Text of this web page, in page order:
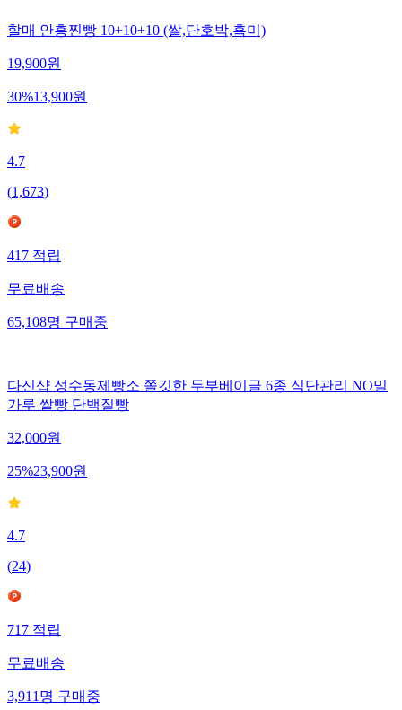
할매 안흥찐빵 10+10+10 (쌀,단호박,흑미)
19,900원
30%13,900원
4.7
(1,673)
417적립
무료배송
65,108명구매중
다신샵 성수동제빵소 쫄깃한 두부베이글 6종 식단관리 NO밀
가루 쌀빵 단백질빵
32,000원
25%23,900원
4.7
(24)
717적립
무료배송
3,911명구매중